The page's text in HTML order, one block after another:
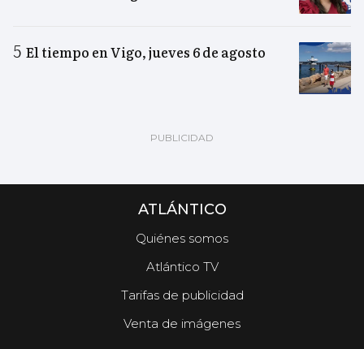
El tiempo en Vigo, jueves 6 de agosto
ATLÁNTICO
Quiénes somos
Atlántico TV
Tarifas de publicidad
Venta de imágenes